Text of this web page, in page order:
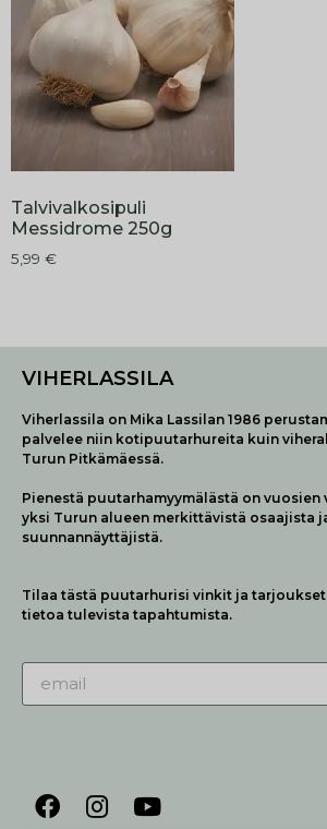
Talvivalkosipuli
Messidrome 250g
5,99 €
VIHERLASSILA
Viherlassila on Mika Lassilan 1986
palvelee niin kotipuutarhureita kuin
Turun Pitkämäessä.
Pienestä puutarhamyymälästä on vuosien
yksi Turun alueen merkittävistä osaajista
suunnannäyttäjistä.
Tilaa tästä puutarhurisi vinkit ja
tietoa tulevista tapahtumista.